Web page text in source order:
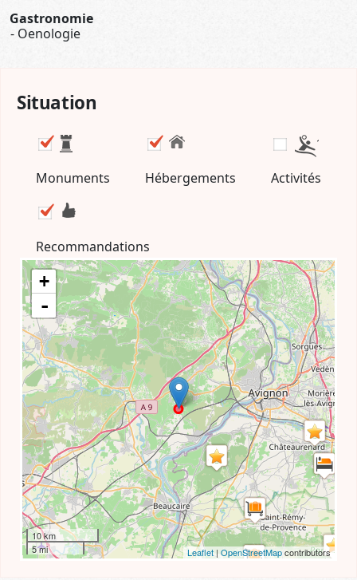
Gastronomie
Oenologie
Situation
Monuments Hébergements Activités
Recommandations
+
-
10 km
5 mi
Leaflet| OpenStreetMapcontributors